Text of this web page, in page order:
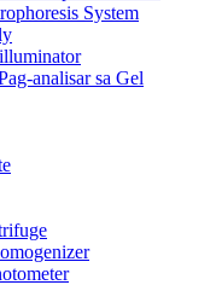
System
analisar sa Gel